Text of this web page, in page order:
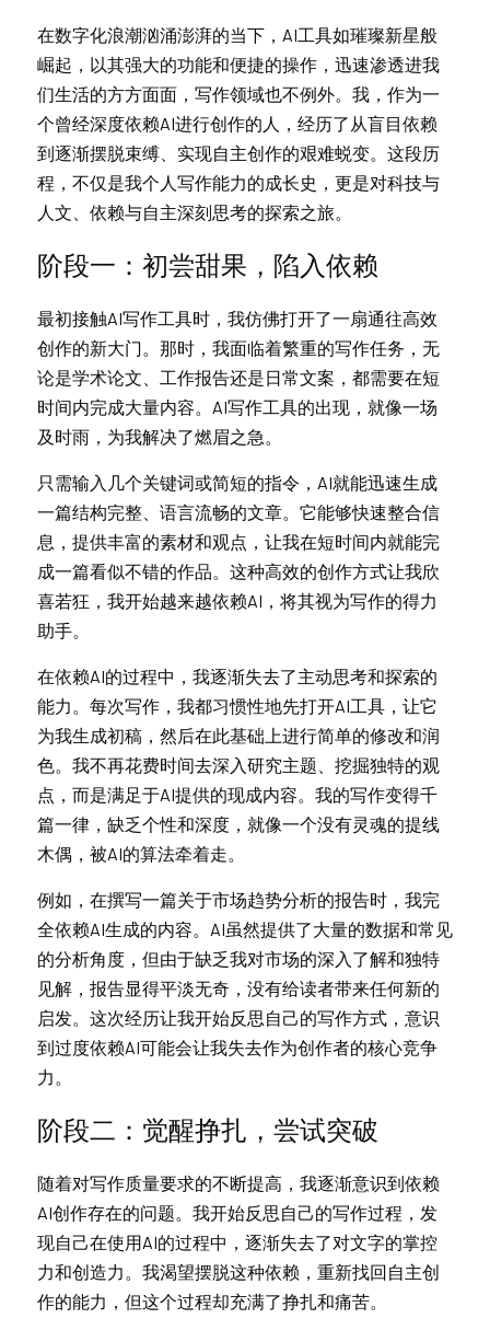
在数字化浪潮汹涌澎湃的当下，AI工具如璀璨新星般
崛起，以其强大的功能和便捷的操作，迅速渗透进我
们生活的方方面面，写作领域也不例外。我，作为一
个曾经深度依赖AI进行创作的人，经历了从盲目依赖
到逐渐摆脱束缚、实现自主创作的艰难蜕变。这段历
程，不仅是我个人写作能力的成长史，更是对科技与
人文、依赖与自主深刻思考的探索之旅。
阶段一：初尝甜果，陷入依赖
最初接触AI写作工具时，我仿佛打开了一扇通往高效
创作的新大门。那时，我面临着繁重的写作任务，无
论是学术论文、工作报告还是日常文案，都需要在短
时间内完成大量内容。AI写作工具的出现，就像一场
及时雨，为我解决了燃眉之急。
只需输入几个关键词或简短的指令，AI就能迅速生成
一篇结构完整、语言流畅的文章。它能够快速整合信
息，提供丰富的素材和观点，让我在短时间内就能完
成一篇看似不错的作品。这种高效的创作方式让我欣
喜若狂，我开始越来越依赖AI，将其视为写作的得力
助手。
在依赖AI的过程中，我逐渐失去了主动思考和探索的
能力。每次写作，我都习惯性地先打开AI工具，让它
为我生成初稿，然后在此基础上进行简单的修改和润
色。我不再花费时间去深入研究主题、挖掘独特的观
点，而是满足于AI提供的现成内容。我的写作变得千
篇一律，缺乏个性和深度，就像一个没有灵魂的提线
木偶，被AI的算法牵着走。
例如，在撰写一篇关于市场趋势分析的报告时，我完
全依赖AI生成的内容。AI虽然提供了大量的数据和常见
的分析角度，但由于缺乏我对市场的深入了解和独特
见解，报告显得平淡无奇，没有给读者带来任何新的
启发。这次经历让我开始反思自己的写作方式，意识
到过度依赖AI可能会让我失去作为创作者的核心竞争
力。
阶段二：觉醒挣扎，尝试突破
随着对写作质量要求的不断提高，我逐渐意识到依赖
AI创作存在的问题。我开始反思自己的写作过程，发
现自己在使用AI的过程中，逐渐失去了对文字的掌控
力和创造力。我渴望摆脱这种依赖，重新找回自主创
作的能力，但这个过程却充满了挣扎和痛苦。